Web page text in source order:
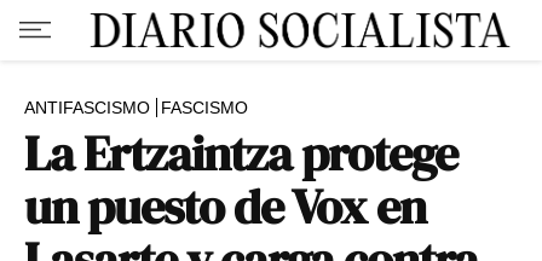
ANTIFASCISMO FASCISMO
La Ertzaintza protege
un puesto de Vox en